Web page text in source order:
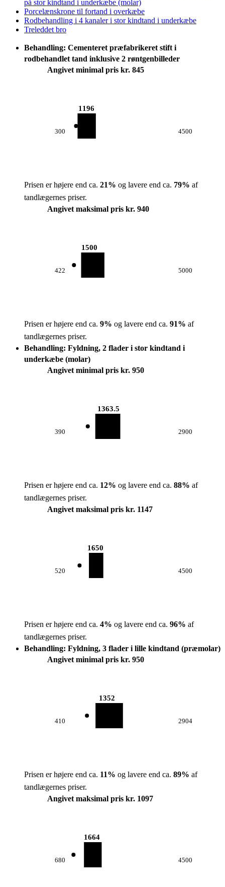
på stor kindtand i underkæbe (molar)
Porcelænskrone til fortand i overkæbe
Rodbehandling i 4 kanaler i stor kindtand i underkæbe
Treleddet bro
Behandling: Cementeret præfabrikeret stift i
rodbehandlet tand inklusive 2 røntgenbilleder
Angivet minimal pris kr. 845
300
1196
4500
Prisen er højere end ca. 21% og lavere end ca. 79% af
tandlægernes priser.
Angivet maksimal pris kr. 940
422
1500
5000
Prisen er højere end ca. 9% og lavere end ca. 91% af
tandlægernes priser.
Behandling: Fyldning, 2 flader i stor kindtand i
underkæbe (molar)
Angivet minimal pris kr. 950
390
1363.5
2900
Prisen er højere end ca. 12% og lavere end ca. 88% af
tandlægernes priser.
Angivet maksimal pris kr. 1147
520
1650
4500
Prisen er højere end ca. 4% og lavere end ca. 96% af
tandlægernes priser.
Behandling: Fyldning, 3 flader i lille kindtand (præmolar)
Angivet minimal pris kr. 950
410
1352
2904
Prisen er højere end ca. 11% og lavere end ca. 89% af
tandlægernes priser.
Angivet maksimal pris kr. 1097
680
1664
4500